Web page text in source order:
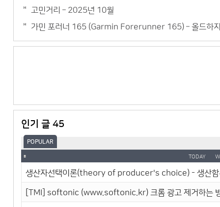
고민거리 – 2025년 10월
가민 포러너 165 (Garmin Forerunner 165) – 올드하지
인기 글 45
POPULAR
TODAY
생산자선택이론(theory of producer's choice) - 생산
[TMI] softonic (www.softonic.kr) 크롬 광고 제거하는